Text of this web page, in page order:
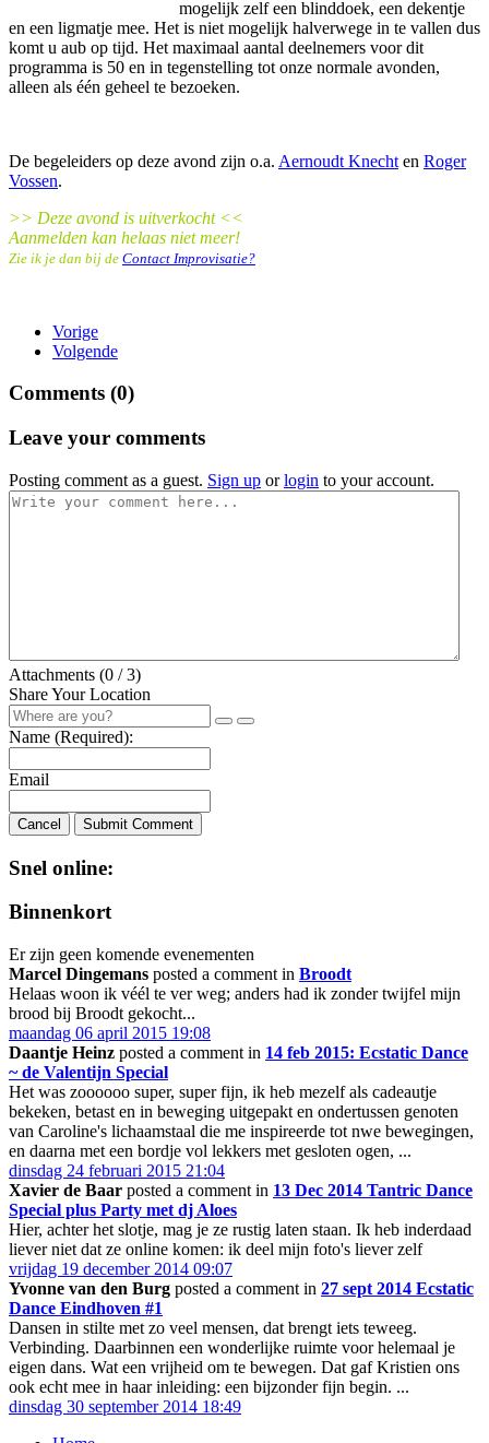
mogelijk zelf een blinddoek, een dekentje
en een ligmatje mee. Het is niet mogelijk halverwege in te vallen dus
komt u aub op tijd. Het maximaal aantal deelnemers voor dit
programma is 50 en in tegenstelling tot onze normale avonden,
alleen als één geheel te bezoeken.
De begeleiders op deze avond zijn o.a. Aernoudt Knecht en Roger
Vossen.
>> Deze avond is uitverkocht <<
Aanmelden kan helaas niet meer!
Zie ik je dan bij de Contact Improvisatie?
Vorige
Volgende
Comments (0)
Leave your comments
Posting comment as a guest. Sign up orlogin to your account.
Attachments (0 / 3)
Share Your Location
Name (Required):
Email
Cancel Submit Comment
Snel online:
Binnenkort
Er zijn geen komende evenementen
Marcel Dingemans posted a comment in Broodt
Helaas woon ik véél te ver weg; anders had ik zonder twijfel mijn
brood bij Broodt gekocht...
maandag 06 april 2015 19:08
Daantje Heinz posted a comment in 14 feb 2015: Ecstatic Dance
~ de Valentijn Special
Het was zoooooo super, super fijn, ik heb mezelf als cadeautje
bekeken, betast en in beweging uitgepakt en ondertussen genoten
van Caroline's lichaamstaal die me inspireerde tot nwe bewegingen,
en daarna met een bordje vol lekkers met gesloten ogen, ...
dinsdag 24 februari 2015 21:04
Xavier de Baar posted a comment in 13 Dec 2014 Tantric Dance
Special plus Party met dj Aloes
Hier, achter het slotje, mag je ze rustig laten staan. Ik heb inderdaad
liever niet dat ze online komen: ik deel mijn foto's liever zelf
vrijdag 19 december 2014 09:07
Yvonne van den Burg posted a comment in 27 sept 2014 Ecstatic
Dance Eindhoven #1
Dansen in stilte met zo veel mensen, dat brengt iets teweeg.
Verbinding. Daarbinnen een wonderlijke ruimte voor helemaal je
eigen dans. Wat een vrijheid om te bewegen. Dat gaf Kristien ons
ook echt mee in haar inleiding: een bijzonder fijn begin. ...
dinsdag 30 september 2014 18:49